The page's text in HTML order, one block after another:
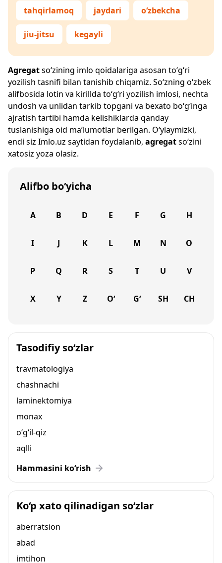
tahqirlamoq jaydari o‘zbekcha
jiu-jitsu kegayli
Agregatso‘zining imlo qoidalariga asosan to‘g‘ri
yozilish tasnifi bilan tanishib chiqamiz. So‘zning o‘zbek
alifbosida lotin va kirillda to‘g‘ri yozilish imlosi, nechta
undosh va unlidan tarkib topgani va bexato bo‘g‘inga
ajratish tartibi hamda kelishiklarda qanday
tuslanishiga oid ma’lumotlar berilgan. O‘ylaymizki,
endi siz Imlo.uz saytidan foydalanib, agregatso‘zini
xatosiz yoza olasiz.
Alifbo bo‘yicha
A B D E F G H
I J K L M N O
P Q R S T U V
X Y Z O‘ G‘ SH CH
Tasodifiy so‘zlar
travmatologiya
chashnachi
laminektomiya
monax
o‘g‘il-qiz
aqlli
Hammasini ko‘rish
Ko‘p xato qilinadigan so‘zlar
aberratsion
abad
imtihon